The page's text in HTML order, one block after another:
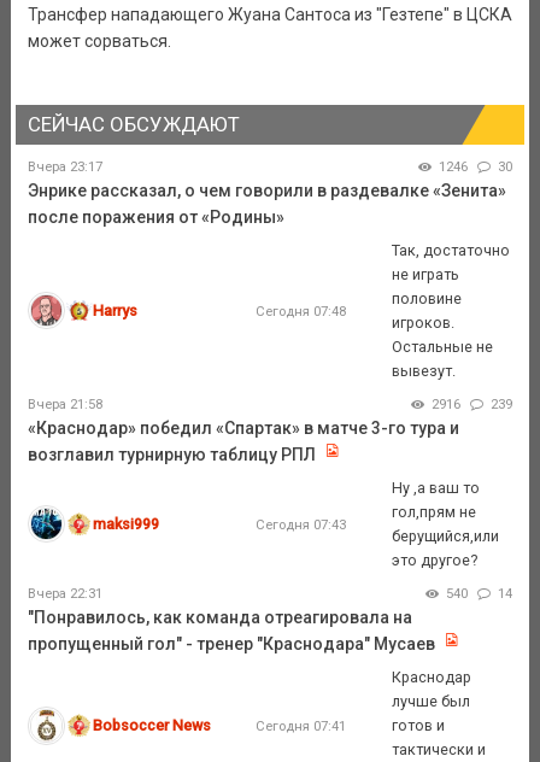
Трансфер нападающего Жуана Сантоса из "Гезтепе" в ЦСКА
может сорваться.
СЕЙЧАС ОБСУЖДАЮТ
Вчера 23:17 1246 30
Энрике рассказал, о чем говорили в раздевалке «Зенита»
после поражения от «Родины»
Harrys Сегодня 07:48
Так, достаточно
не играть
половине
игроков.
Остальные не
вывезут.
Вчера 21:58 2916 239
«Краснодар» победил «Спартак» в матче 3-го тура и
возглавил турнирную таблицу РПЛ
maksi999 Сегодня 07:43
Ну ,а ваш то
гол,прям не
берущийся,или
это другое?
Вчера 22:31 540 14
"Понравилось, как команда отреагировала на
пропущенный гол" - тренер "Краснодара" Мусаев
Bobsoccer News Сегодня 07:41
Краснодар
лучше был
готов и
тактически и